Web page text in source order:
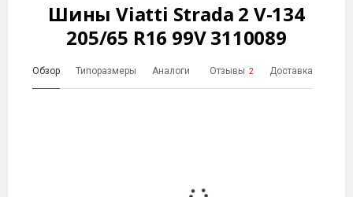
Шины Viatti Strada 2 V-134
205/65 R16 99V 3110089
Обзор Типоразмеры Аналоги Отзывы 2 Доставка